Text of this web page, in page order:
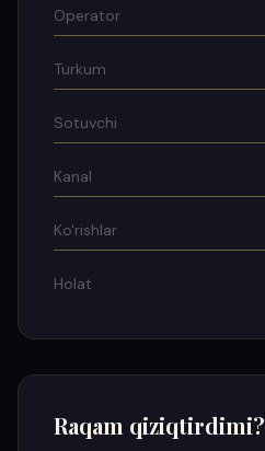
Operator
Turkum
Sotuvchi
Kanal
Ko'rishlar
Holat
Raqam qiziqtirdimi?